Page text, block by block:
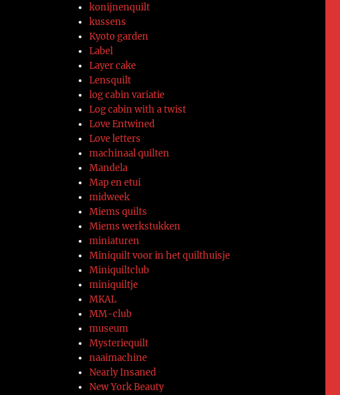
konijnenquilt
kussens
Kyoto garden
Label
Layer cake
Lensquilt
log cabin variatie
Log cabin with a twist
Love Entwined
Love letters
machinaal quilten
Mandela
Map en etui
midweek
Miems quilts
Miems werkstukken
miniaturen
Miniquilt voor in het quilthuisje
Miniquiltclub
miniquiltje
MKAL
MM-club
museum
Mysteriequilt
naaimachine
Nearly Insaned
New York Beauty